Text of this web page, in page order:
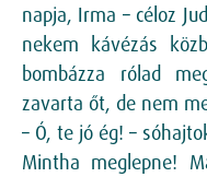
napja, Irma – céloz
nekem kávézás
bombázza rólad
zavarta őt, de nem
– Ó, te jó ég! –
Mintha meglepne!